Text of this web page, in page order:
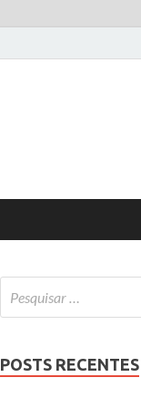
POSTS RECENTES